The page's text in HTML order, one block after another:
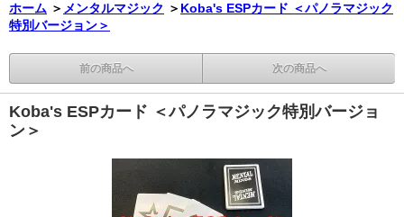
ホーム ＞ メンタルマジック ＞ Koba's ESPカード ＜パノラマジック
特別バージョン＞
前の商品へ 次の商品へ
Koba's ESPカード ＜パノラマジック特別バージョ
ン＞